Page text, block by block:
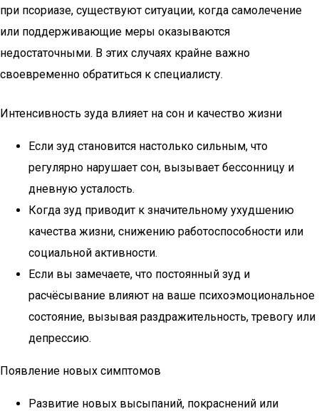
при псориазе, существуют ситуации, когда самолечение
или поддерживающие меры оказываются
недостаточными. В этих случаях крайне важно
своевременно обратиться к специалисту.
Интенсивность зуда влияет на сон и качество жизни
Если зуд становится настолько сильным, что
регулярно нарушает сон, вызывает бессонницу и
дневную усталость.
Когда зуд приводит к значительному ухудшению
качества жизни, снижению работоспособности или
социальной активности.
Если вы замечаете, что постоянный зуд и
расчёсывание влияют на ваше психоэмоциональное
состояние, вызывая раздражительность, тревогу или
депрессию.
Появление новых симптомов
Развитие новых высыпаний, покраснений или